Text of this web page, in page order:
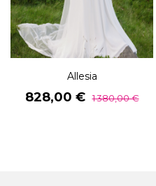
Allesia
Prix
828,00 € Prix
1 380,00 €